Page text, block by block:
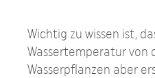
Wichtig zu wissen ist,
Wassertemperatur von
Wasserpflanzen aber